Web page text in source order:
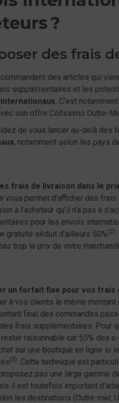
?
des frais
des articles qui
supplémentaires et les
C’est
son offre Colissimo Outre-
de vous lancer au-delà des
, notamment selon les pays
frais de livraison dans le
vous permet d’afficher des frais
à l’acheteur qu’il n’a pas à
pour les envois
gratuité séduit d'ailleurs 50%(2)
trop le prix de votre
un forfait fixe pour vos frais
à vos clients le même montant
final des commandes
frais supplémentaires. Pour
raisonnable car 55% des
sur une boutique en ligne si
(3). Cette technique est
pas une large gamme
il est toutefois important
les destinations (Outre-mer,